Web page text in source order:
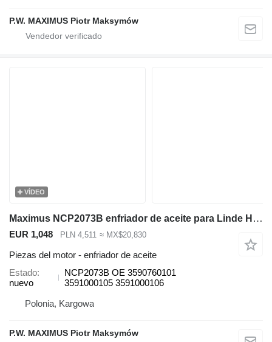
P.W. MAXIMUS Piotr Maksymów
VÍDEO
Maximus NCP2073B enfriador de aceite para Linde H120 carretilla elevadora
EUR 1,048 PLN 4,511 ≈ MX$20,830
Piezas del motor - enfriador de aceite
Estado
nuevo
NCP2073B OE 3590760101
3591000105 3591000106
Polonia, Kargowa
P.W. MAXIMUS Piotr Maksymów